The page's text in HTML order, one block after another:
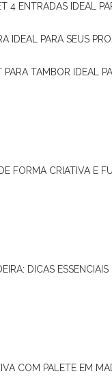
4 ENTRADAS IDEAL
IDEAL PARA SEUS
PARA TAMBOR IDEAL
FORMA CRIATIVA E
DICAS
COM PALETE EM